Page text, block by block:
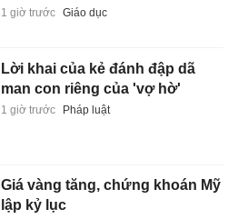
1 giờ trước Giáo dục
Lời khai của kẻ đánh đập dã
man con riêng của 'vợ hờ'
1 giờ trước Pháp luật
Giá vàng tăng, chứng khoán Mỹ
lập kỷ lục